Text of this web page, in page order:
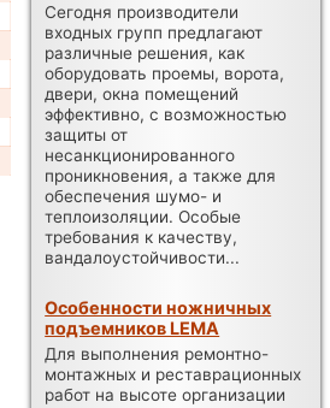
Сегодня производители
входных групп предлагают
различные решения, как
оборудовать проемы, ворота,
двери, окна помещений
эффективно, с возможностью
защиты от
несанкционированного
проникновения, а также для
обеспечения шумо- и
теплоизоляции. Особые
требования к качеству,
вандалоустойчивости...
Особенности ножничных
подъемников LEMA
Для выполнения ремонтно-
монтажных и реставрационных
работ на высоте организации